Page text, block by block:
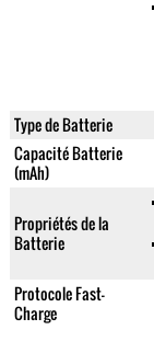
Type de Batterie
Capacité Batterie
(mAh)
Propriétés de la
Batterie
Protocole Fast-
Charge